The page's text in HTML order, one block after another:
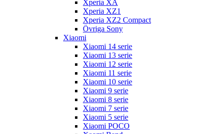
Xperia XA
Xperia XZ1
Xperia XZ2 Compact
Övriga Sony
Xiaomi
Xiaomi 14 serie
Xiaomi 13 serie
Xiaomi 12 serie
Xiaomi 11 serie
Xiaomi 10 serie
Xiaomi 9 serie
Xiaomi 8 serie
Xiaomi 7 serie
Xiaomi 5 serie
Xiaomi POCO